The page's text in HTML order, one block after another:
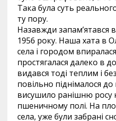
Така була суть
ту пору.
Назавжди запам’ятався
1956 року. Наша хата в
села і городом
простягалася далеко в
видався тоді теплим і
повільно піднімалося
висушило ранішню росу
пшеничному полі. На
села, уже були забрані